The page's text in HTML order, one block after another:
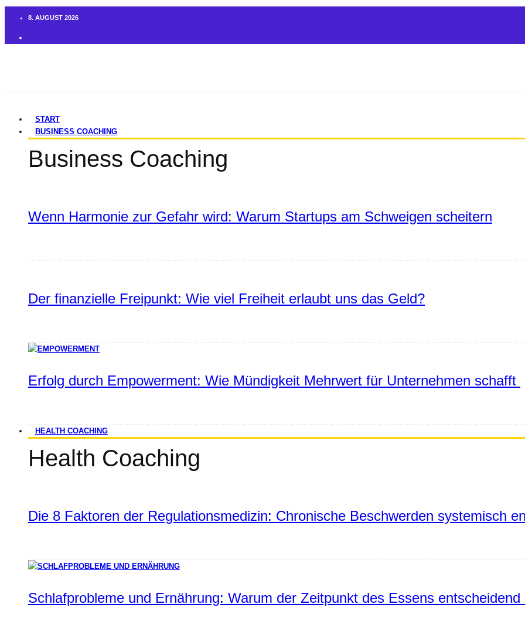
8. AUGUST 2026
START
BUSINESS COACHING
Business Coaching
Wenn Harmonie zur Gefahr wird: Warum Startups am Schweigen scheitern
Der finanzielle Freipunkt: Wie viel Freiheit erlaubt uns das Geld?
Erfolg durch Empowerment: Wie Mündigkeit Mehrwert für Unternehmen schafft
HEALTH COACHING
Health Coaching
Die 8 Faktoren der Regulationsmedizin: Chronische Beschwerden systemisch
Schlafprobleme und Ernährung: Warum der Zeitpunkt des Essens entscheidend